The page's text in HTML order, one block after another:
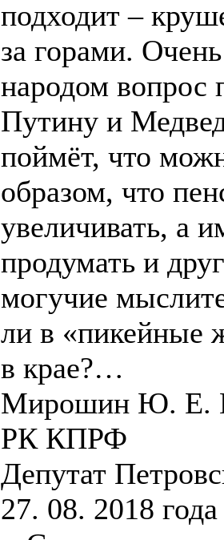
подходит –
за горами.
народом вопрос
Путину и
поймёт, что
образом, что
увеличивать, а
продумать и
могучие
ли в «пикейные
в крае?…
Мирошин Ю. Е.
РК КПРФ
Депутат
27. 08. 2018 года